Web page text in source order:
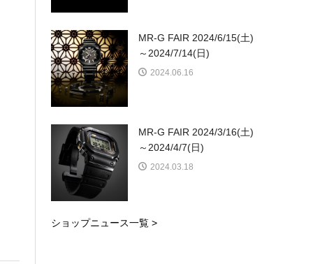
MR-G FAIR 2024/6/15(土)
～2024/7/14(日)
2024.06.16
MR-G FAIR 2024/3/16(土)
～2024/4/7(日)
2024.03.18
ショップニュース一覧 >